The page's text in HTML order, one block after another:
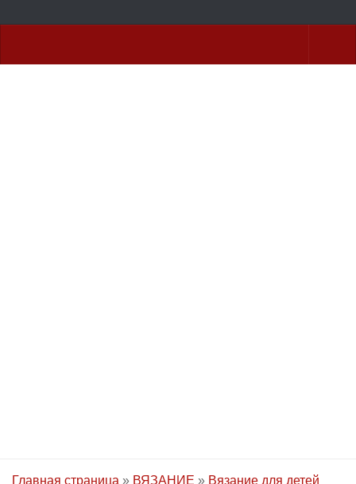
Главная страница » ВЯЗАНИЕ » Вязание для детей